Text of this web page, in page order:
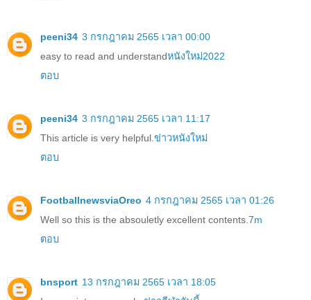
peeni34 3 กรกฎาคม 2565 เวลา 00:00
easy to read and understandหนังใหม่2022
ตอบ
peeni34 3 กรกฎาคม 2565 เวลา 11:17
This article is very helpful. ข่าวหนังใหม่
ตอบ
FootballnewsviaOreo 4 กรกฎาคม 2565 เวลา 01:26
Well so this is the absouletly excellent contents. 7m
ตอบ
bnsport 13 กรกฎาคม 2565 เวลา 18:05